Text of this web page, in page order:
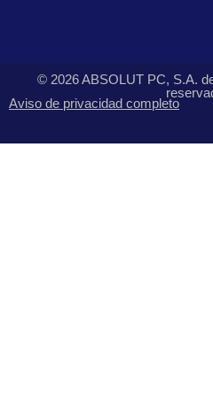
© 2026 ABSOLUT PC, S.A.
Aviso de privacidad completo